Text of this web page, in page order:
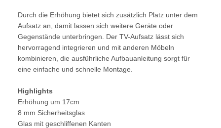
Durch die Erhöhung bietet sich zusätzlich Platz unter dem
Aufsatz an, damit lassen sich weitere Geräte oder
Gegenstände unterbringen. Der TV-Aufsatz lässt sich
hervorragend integrieren und mit anderen Möbeln
kombinieren, die ausführliche Aufbauanleitung sorgt für
eine einfache und schnelle Montage.
Highlights
Erhöhung um 17cm
8 mm Sicherheitsglas
Glas mit geschliffenen Kanten